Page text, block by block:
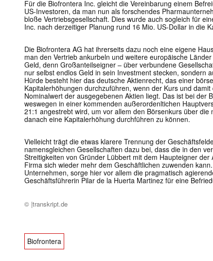
Für die Biofrontera Inc. gleicht die Vereinbarung einem
US-Investoren, da man nun als forschendes
bloße Vertriebsgesellschaft. Dies wurde auch sogleich für
Inc. nach derzeitiger Planung rund 16 Mio. US-Dollar in die
Die Biofrontera AG hat ihrerseits dazu noch eine eigene
man den Vertrieb ankurbeln und weitere europäische
Geld, denn Großanteilseigner – über verbundene
nur selbst endlos Geld in sein Investment stecken, sondern
Hürde besteht hier das deutsche Aktienrecht, das einer
Kapitalerhöhungen durchzuführen, wenn der Kurs und
Nominalwert der ausgegebenen Aktien liegt. Das ist bei der
weswegen in einer kommenden außerordenltichen
21:1 angestrebt wird, um vor allem den Börsenkurs über die
danach eine Kapitalerhöhung durchführen zu können.
Vielleicht trägt die etwas klarere Trennung der
namensgleichen Gesellschaften dazu bei, dass die in den
Streitigkeiten von Gründer Lübbert mit dem Haupteigner
Firma sich wieder mehr dem Geschäftlichen zuwenden
Unternehmen, sorge hier vor allem die pragmatisch
Geschäftsführerin Pilar de la Huerta Martinez für eine
© |transkript.de
Biofrontera